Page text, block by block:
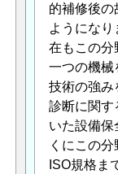
的補修後
ようにな
在もこの分
一つの機械
技術の強み
診断に関す
いた設備
くにこの
ISO規格ま